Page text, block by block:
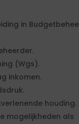
in
(Wgs).
inkomen.
houding.
mogelijkheden als